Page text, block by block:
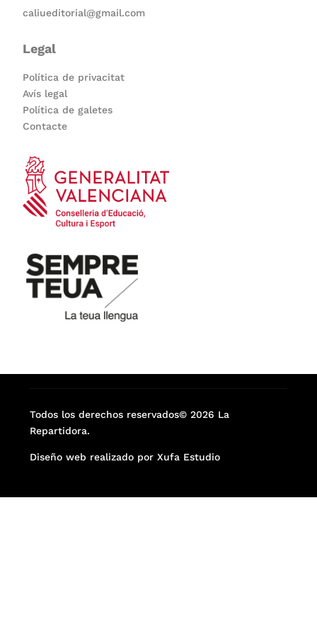
caliueditorial@gmail.com
Legal
Política de privacitat
Avís legal
Política de galetes
Contacte
Todos los derechos reservados© 2026 La
Repartidora.
Diseño web realizado por Xufa Estudio